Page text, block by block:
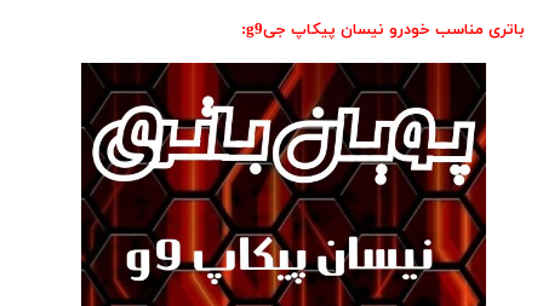
باتری مناسب خودرو نیسان پیکاپ جیg9: